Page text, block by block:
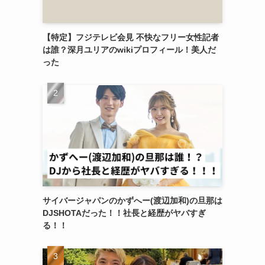
【特定】フジテレビ会見 不快なフリー女性記者
は誰？深月ユリアのwikiプロフィール！美人だ
った
サイバージャパンのかずへー(渡辺加和)の旦那は
DJSHOTAだった！！社長と経歴がヤバすぎ
る！！